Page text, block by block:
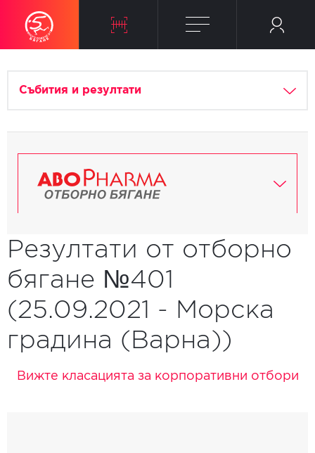
Събития и резултати
Резултати от отборно
бягане №401
(25.09.2021 - Морска
градина (Варна))
Вижте класацията за корпоративни отбори